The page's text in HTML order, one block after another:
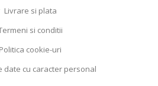
Livrare si plata
si conditii
Politica cookie-uri
date cu caracter personal